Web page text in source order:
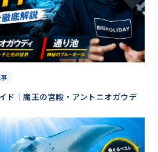
ド｜魔王の宮殿・アントニオガウデ